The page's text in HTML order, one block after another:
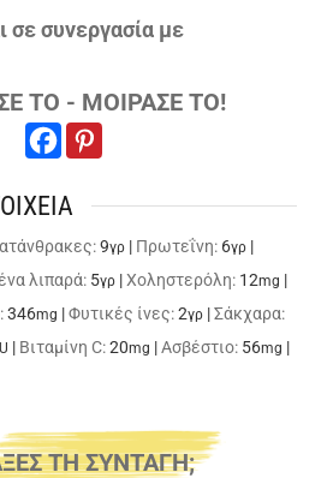
σε συνεργασία με
ΤΟ - ΜΟΙΡΑΣΕ ΤΟ!
9γρ | Πρωτεΐνη: 6γρ |
λιπαρά: 5γρ |Χοληστερόλη: 12mg |
346mg |Φυτικές ίνες:2γρ |Σάκχαρα:
IU | Βιταμίνη C:20mg |Ασβέστιο: 56mg |
ΤΗ ΣΥΝΤΑΓΗ;